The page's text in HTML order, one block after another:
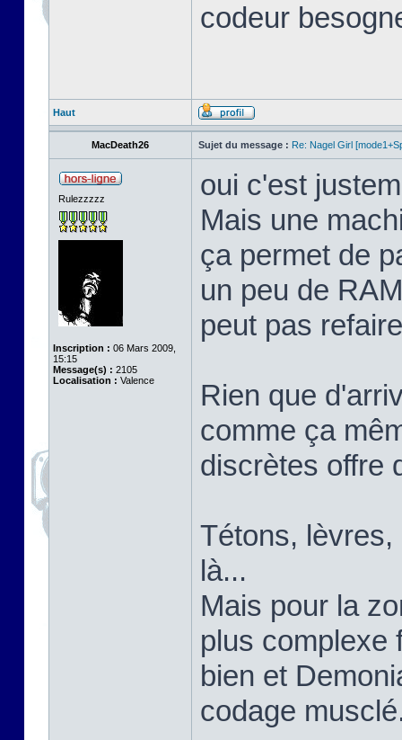
codeur
Haut
MacDeath26 Sujet du message : Re: Nagel Girl
Rulezzzzz
Inscription : 06 Mars 2009,
15:15
Message(s) : 2105
Localisation : Valence
oui c'est
Mais une
ça permet de
un peu de
peut pas
Rien que
comme ça
discrètes offre
Tétons,
là...
Mais pour la
plus complexe
bien et
codage